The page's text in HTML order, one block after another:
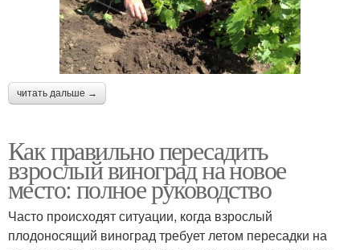
читать дальше →
Как правильно пересадить
взрослый виноград на новое
место: полное руководство
Часто происходят ситуации, когда взрослый
плодоносящий виноград требует летом пересадки на